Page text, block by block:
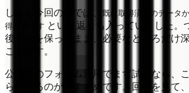
しかも今回の例では、 既に取得済みのデータ
得不要です という返しも入っていました。
後関係を保ったまま、必要なところだけ
ことです。
公開後のフォーム運用でまず試すなら、
ら始めるのがおすすめです。回答を見て